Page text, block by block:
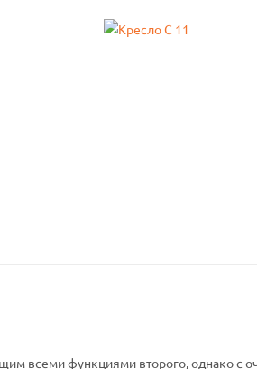
всеми функциями второго, однако с